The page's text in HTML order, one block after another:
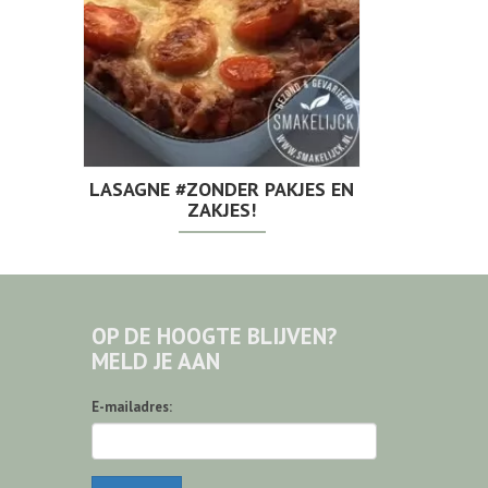
LASAGNE #ZONDER PAKJES EN
ZAKJES!
OP DE HOOGTE BLIJVEN?
MELD JE AAN
E-mailadres: